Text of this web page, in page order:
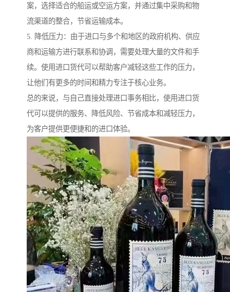
案，选择适合的船运或空运方案，并通过集中采购和物
流渠道的整合，节省运输成本。
5. 降低压力：由于进口与多个和地区的政府机构、供应
商和运输方进行联系和协调，需要处理大量的文件和手
续。使用进口货代可以帮助客户减轻这些工作的压力，
让他们有更多的时间和精力专注于核心业务。
总的来说，与自己直接处理进口事务相比，使用进口货
代可以提供的服务、降低风险、节省成本和减轻压力，
为客户提供更便捷和的进口体验。